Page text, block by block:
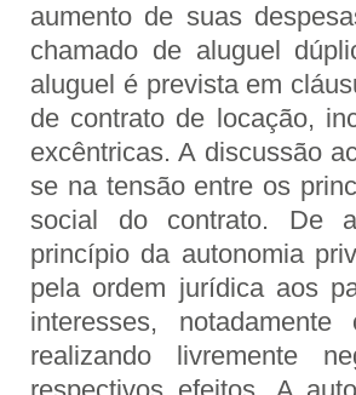
aumento de suas
chamado de aluguel
aluguel é prevista em
de contrato de locação,
excêntricas. A discussão
se na tensão entre os
social do contrato. De
princípio da autonomia
pela ordem jurídica aos
interesses,
realizando livremente